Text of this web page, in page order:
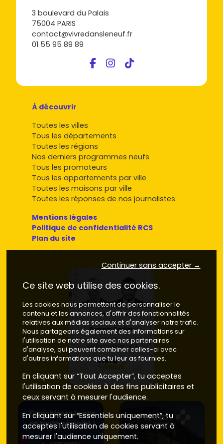
3 boulevard du Palais
75004 PARIS
contact@vivredansleneuf.fr
01 55 95 89 89
À découvrir
Toutes les villes
Tous les départements
Toutes les régions
Nos derniers programmes neufs
Tous les promoteurs
Tous les appartements par ville
Toutes les maisons par ville
Toutes les réponses de nos journalistes
Mentions légales
Politique de confidentialité RCS
Plan du site
Continuer sans accepter →
Ce site web utilise des cookies.
Les cookies nous permettent de personnaliser le
contenu et les annonces, d'offrir des fonctionnalités
relatives aux médias sociaux et d'analyser notre trafic.
Nous partageons également des informations sur
l'utilisation de notre site avec nos partenaires
d'analyse, qui peuvent combiner celles-ci avec
d'autres informations que tu leur as fournies.
En cliquant sur “Tout Accepter”, tu acceptes
l'utilisation de cookies à des fins publicitaires et
ceux servant à mesurer l'audience.
En cliquant sur “Essentiels uniquement”, tu
acceptes l'utilisation de cookies servant à
mesurer l'audience uniquement.